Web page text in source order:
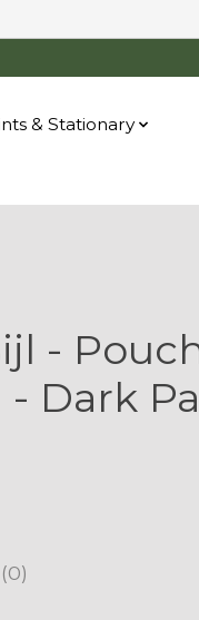
& Stationary
-
- Dark
dit product is
(0)